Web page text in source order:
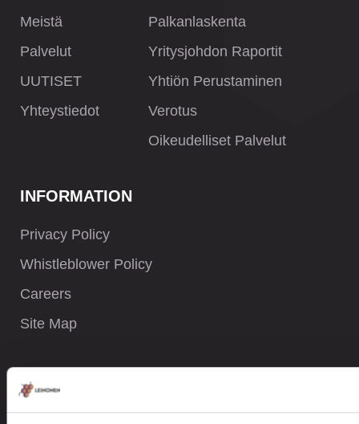
Meistä
Palvelut
UUTISET
Yhteystiedot
Palkanlaskenta
Yritysjohdon Raportit
Yhtiön Perustaminen
Verotus
Oikeudelliset Palvelut
INFORMATION
Privacy Policy
Whistleblower Policy
Careers
Site Map
CONTACTS